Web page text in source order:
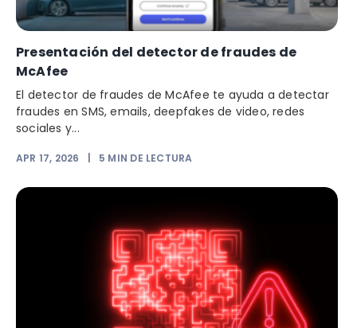
Presentación del detector de fraudes de
McAfee
El detector de fraudes de McAfee te ayuda a detectar
fraudes en SMS, emails, deepfakes de video, redes
sociales y...
APR 17, 2026 5 MIN DE LECTURA